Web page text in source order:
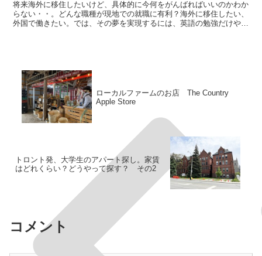
将来海外に移住したいけど、具体的に今何をがんばればいいのかわか
らない・・。どんな職種が現地での就職に有利？海外に移住したい、
外国で働きたい。では、その夢を実現するには、英語の勉強だけやっ
ローカルファームのお店 The Country
Apple Store
トロント発、大学生のアパート探し。家賃
はどれくらい？どうやって探す？ その2
コメント